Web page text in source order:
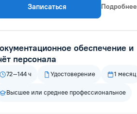
Записаться Подробнее
обеспечение и
персонала
72–144 ч Удостоверение 1 месяц
Высшее или среднее профессиональное